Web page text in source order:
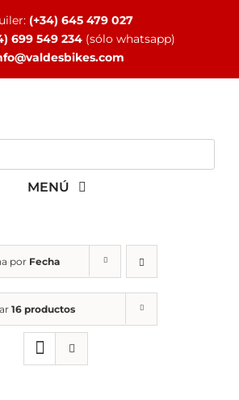
(+34) 645 479 027
699 549 234 (sólo whatsapp)
MENÚ
ALQUILER DE BICICLETAS
por Fecha
16 productos